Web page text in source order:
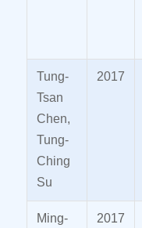
Tung-
Tsan
Chen,
Tung-
Ching
Su
2017
Ming-
2017